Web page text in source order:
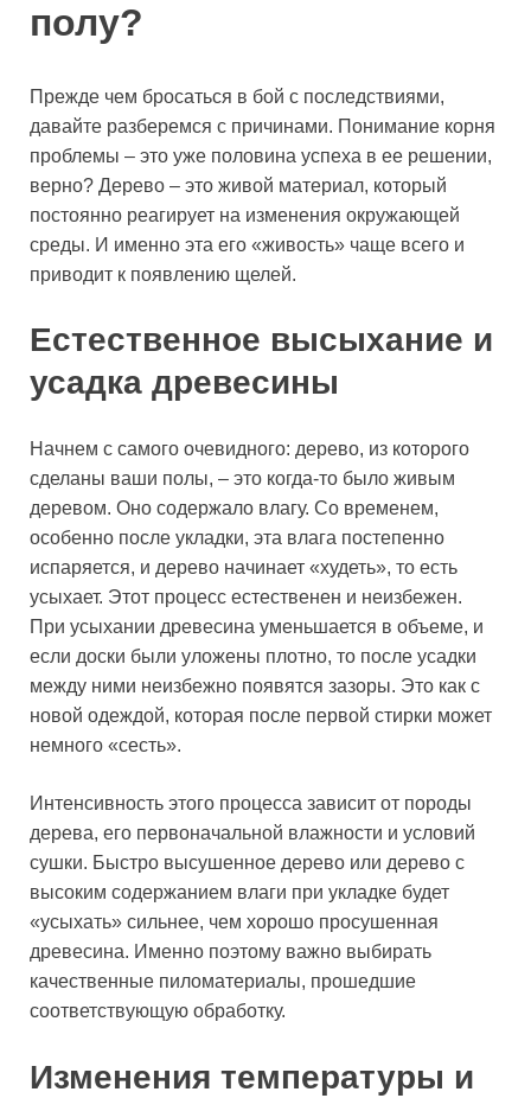
полу?
Прежде чем бросаться в бой с последствиями,
давайте разберемся с причинами. Понимание корня
проблемы – это уже половина успеха в ее решении,
верно? Дерево – это живой материал, который
постоянно реагирует на изменения окружающей
среды. И именно эта его «живость» чаще всего и
приводит к появлению щелей.
Естественное высыхание и
усадка древесины
Начнем с самого очевидного: дерево, из которого
сделаны ваши полы, – это когда-то было живым
деревом. Оно содержало влагу. Со временем,
особенно после укладки, эта влага постепенно
испаряется, и дерево начинает «худеть», то есть
усыхает. Этот процесс естественен и неизбежен.
При усыхании древесина уменьшается в объеме, и
если доски были уложены плотно, то после усадки
между ними неизбежно появятся зазоры. Это как с
новой одеждой, которая после первой стирки может
немного «сесть».
Интенсивность этого процесса зависит от породы
дерева, его первоначальной влажности и условий
сушки. Быстро высушенное дерево или дерево с
высоким содержанием влаги при укладке будет
«усыхать» сильнее, чем хорошо просушенная
древесина. Именно поэтому важно выбирать
качественные пиломатериалы, прошедшие
соответствующую обработку.
Изменения температуры и